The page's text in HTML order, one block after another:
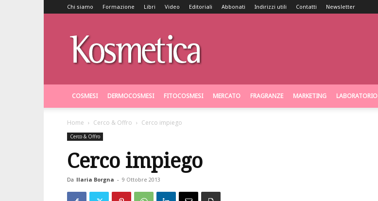
Chi siamo Formazione Libri Video Editoriali Abbonati Indirizzi utili Contatti Newsletter
COSMESI DERMOCOSMESI FITOCOSMESI MERCATO FRAGRANZE MARKETING LABORATORIO
Home Cerco & Offro Cerco impiego
Cerco & Offro
Cerco impiego
Da Ilaria Borgna - 9 Ottobre 2013